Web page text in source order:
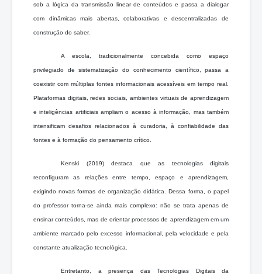
sob a lógica da transmissão linear de conteúdos e passa a dialogar
com dinâmicas mais abertas, colaborativas e descentralizadas de
construção do saber.
A escola, tradicionalmente concebida como espaço
privilegiado de sistematização do conhecimento científico, passa a
coexistir com múltiplas fontes informacionais acessíveis em tempo real.
Plataformas digitais, redes sociais, ambientes virtuais de aprendizagem
e inteligências artificiais ampliam o acesso à informação, mas também
intensificam desafios relacionados à curadoria, à confiabilidade das
fontes e à formação do pensamento crítico.
Kenski (2019) destaca que as tecnologias digitais
reconfiguram as relações entre tempo, espaço e aprendizagem,
exigindo novas formas de organização didática. Dessa forma, o papel
do professor torna-se ainda mais complexo: não se trata apenas de
ensinar conteúdos, mas de orientar processos de aprendizagem em um
ambiente marcado pelo excesso informacional, pela velocidade e pela
constante atualização tecnológica.
Entretanto, a presença das Tecnologias Digitais da